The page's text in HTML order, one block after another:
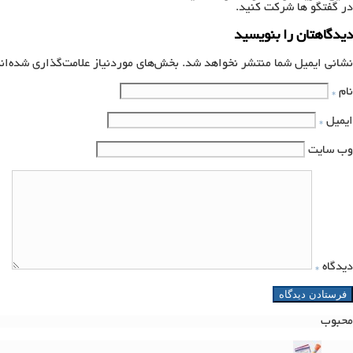
در گفتگو ها شرکت کنید.
دیدگاهتان را بنویسید
نشانی ایمیل شما منتشر نخواهد شد. بخش‌های موردنیاز علامت‌گذاری
نام *
ایمیل *
وب‌ سایت
دیدگاه *
محبوب